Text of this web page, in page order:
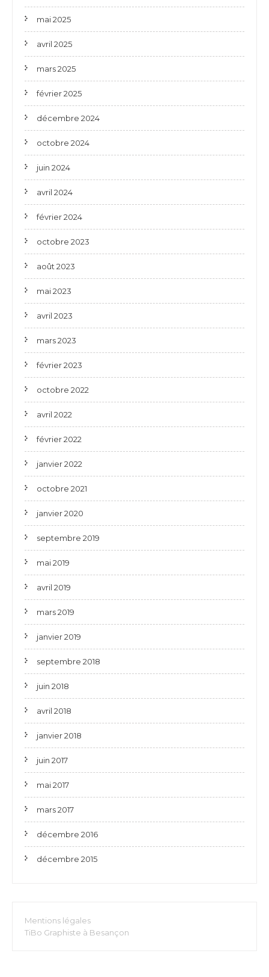
mai 2025
avril 2025
mars 2025
février 2025
décembre 2024
octobre 2024
juin 2024
avril 2024
février 2024
octobre 2023
août 2023
mai 2023
avril 2023
mars 2023
février 2023
octobre 2022
avril 2022
février 2022
janvier 2022
octobre 2021
janvier 2020
septembre 2019
mai 2019
avril 2019
mars 2019
janvier 2019
septembre 2018
juin 2018
avril 2018
janvier 2018
juin 2017
mai 2017
mars 2017
décembre 2016
décembre 2015
Mentions légales
TiBo Graphiste à Besançon